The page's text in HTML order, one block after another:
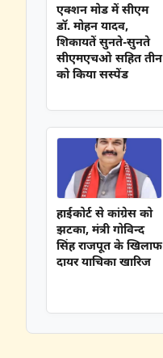
एक्शन मोड में सीएम
डॉ. मोहन यादव,
शिकायतें सुनते-सुनते
सीएमएचओ सहित तीन
को किया सस्पेंड
हाईकोर्ट से कांग्रेस को
झटका, मंत्री गोविन्द
सिंह राजपूत के खिलाफ
दायर याचिका खारिज